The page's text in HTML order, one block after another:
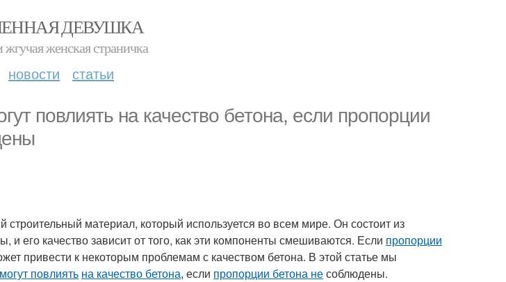
ДЕВУШКА
жгучая женская страничка
новости статьи
повлиять на качество бетона, если пропорции
строительный материал, который используется во всем мире. Он состоит из
и его качество зависит от того, как эти компоненты смешиваются. Если пропорции
привести к некоторым проблемам с качеством бетона. В этой статье мы
могут повлиять на качество бетона, если пропорции бетона несоблюдены.